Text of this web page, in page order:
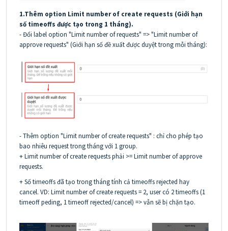
1.Thêm option Limit number of create requests (Giới hạn
số timeoffs được tạo trong 1 tháng).
- Đổi label option "Limit number of requests" => "Limit number of
approve requests" (Giới hạn số đề xuất được duyệt trong mỗi tháng):
- Thêm option "Limit number of create requests" : chỉ cho phép tạo
bao nhiêu request trong tháng với 1 group.
+ Limit number of create requests phải >= Limit number of approve
requests.
+ Số timeoffs đã tạo trong tháng tính cả timeoffs rejected hay
cancel. VD: Limit number of create requests = 2, user có 2 timeoffs (1
timeoff peding, 1 timeoff rejected/cancel) => vẫn sẽ bị chặn tạo.